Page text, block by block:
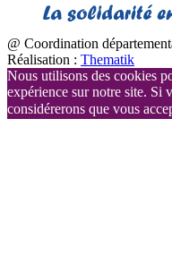
@ Coordination
Réalisation : Thematik
Nous utilisons des cookies
expérience sur notre site. Si
considérerons que vous